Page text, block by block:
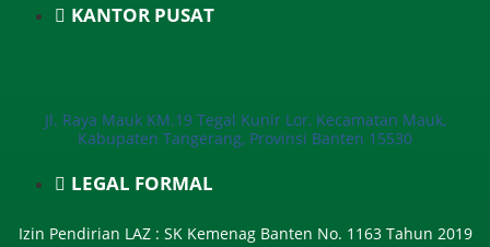
KANTOR PUSAT
Jl. Raya Mauk KM.19 Tegal Kunir Lor, Kecamatan Mauk,
Kabupaten Tangerang, Provinsi Banten 15530
LEGAL FORMAL
Izin Pendirian LAZ : SK Kemenag Banten No. 1163 Tahun 2019